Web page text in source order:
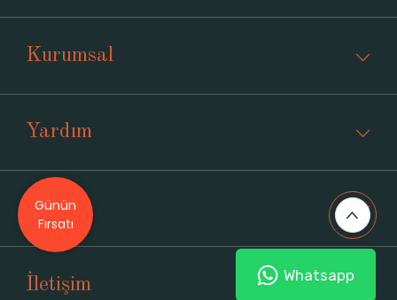
Kurumsal
Yardım
Üyelik
İletişim Whatsapp
Günün
Fırsatı